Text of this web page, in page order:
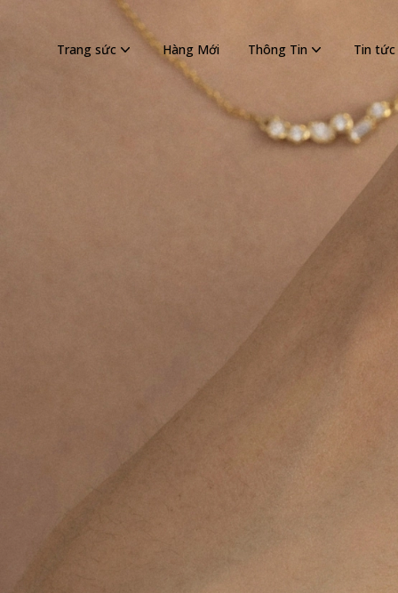
Trang sức Hàng Mới Thông Tin Tin